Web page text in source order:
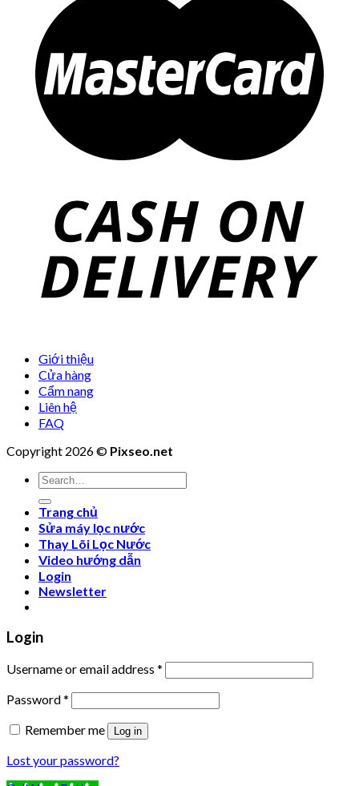
Giới thiệu
Cửa hàng
Cẩm nang
Liên hệ
FAQ
Copyright 2026 © Pixseo.net
Search
for:
Trang chủ
Sửa máy lọc nước
Thay Lõi Lọc Nước
Video hướng dẫn
Login
Newsletter
Login
Username or email address *
Password*
Remember me
Log in
Lost your password?